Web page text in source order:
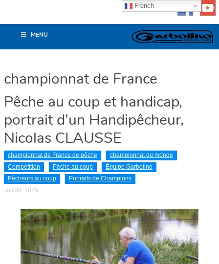
MENU
championnat de France
Pêche au coup et handicap,
portrait d’un Handipêcheur,
Nicolas CLAUSSE
championnat de France de pêche
championnat du monde
Compétition
Pêche au coup
Équipe Garbolino
Pêcheurs au coup
Portraits de Champions
Juil 30, 2025
French